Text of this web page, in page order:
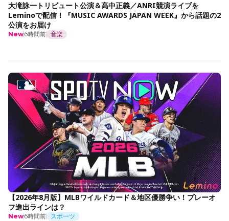
大滝詠一トリビュート公演＆高中正義／ANRI競演ライブを
Leminoで配信！『MUSIC AWARDS JAPAN WEEK』から話題の2
公演をお届け
New6時間前 音楽
【2026年8月版】MLBワイルドカード＆地区優勝争い！プレーオ
フ進出ラインは？
New6時間前 スポーツ